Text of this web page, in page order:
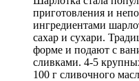
приготовления и
ингредиентами
сахар и сухари.
форме и подают с
сливками. 4-5
100 г сливочного